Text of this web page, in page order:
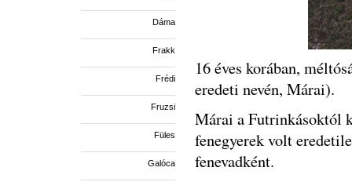
Dáma
Frakk
Frédi
Fruzsi
Füles
Galóca
16 éves korában,
eredeti nevén, Márai).
Márai a Futrinkásoktól
fenegyerek volt
fenevadként.